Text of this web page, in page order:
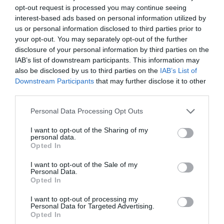
opt-out request is processed you may continue seeing
interest-based ads based on personal information utilized by
us or personal information disclosed to third parties prior to
your opt-out. You may separately opt-out of the further
disclosure of your personal information by third parties on the
IAB’s list of downstream participants. This information may
also be disclosed by us to third parties on the IAB’s List of
Downstream Participants that may further disclose it to other
Personal Data Processing Opt Outs
I want to opt-out of the Sharing of my
personal data.
Opted In
I want to opt-out of the Sale of my
Personal Data.
Opted In
I want to opt-out of processing my
Personal Data for Targeted Advertising.
Opted In
prise après le désistement au mois de février dernier
de BHP Billiton, une multinationale minière de
l’Autralie, qui avait accepté de financer le projet grand
Inga. Ce dernier est un grand projet dont la production
estimée dépasse de loin la demande locale.
raisons «évidentes». Selon un expert de la Banque
mondiale, il faut nécessairement trouver de revenu
pour financer le grand Inga, dans un pays où
seulement 50% de l’électricité produite est payée par
les clients. Il a ajouté que l’étape d’intermédiaire qui
était envisagé avec BHP Billiton est toujours